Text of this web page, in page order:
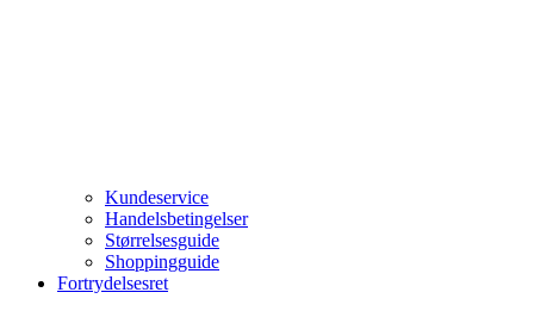
Kundeservice
Handelsbetingelser
Størrelsesguide
Shoppingguide
Fortrydelsesret